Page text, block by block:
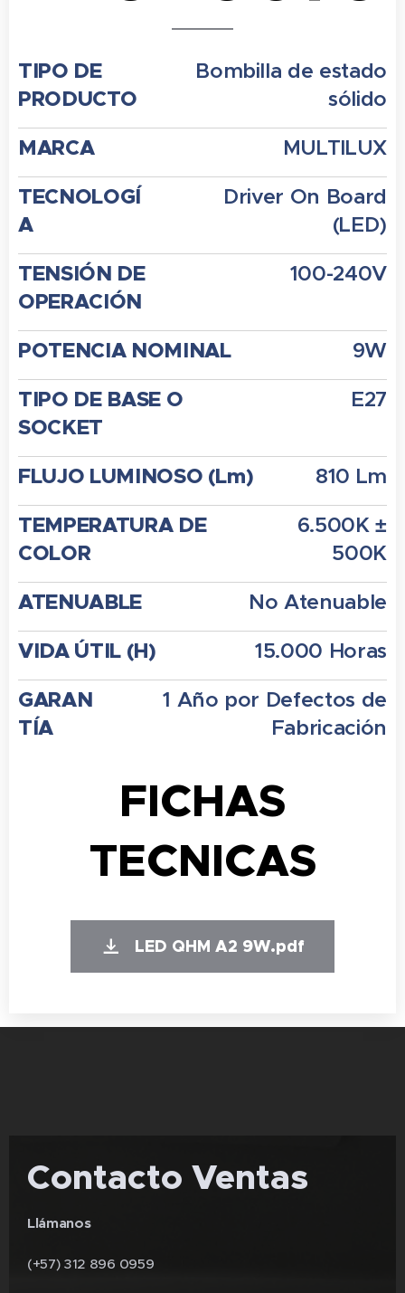
TIPO DE
PRODUCTO
Bombilla de estado
sólido
MARCA MULTILUX
TECNOLOGÍ
A
Driver On Board
(LED)
TENSIÓN DE
OPERACIÓN
100-240V
POTENCIA NOMINAL 9W
TIPO DE BASE O
SOCKET
E27
FLUJO LUMINOSO (Lm) 810 Lm
TEMPERATURA DE
COLOR
6.500K ±
500K
ATENUABLE No Atenuable
VIDA ÚTIL (H) 15.000 Horas
GARAN
TÍA
1 Año por Defectos de
Fabricación
FICHAS
TECNICAS
LED QHM A2 9W.pdf
Contacto Ventas
Llámanos
(+57) 312 896 0959